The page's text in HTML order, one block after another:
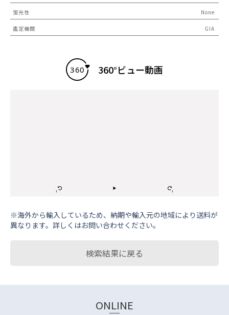
蛍光性 None
鑑定機関 GIA
360°ビュー動画
※海外から輸⼊しているため、納期や輸⼊元の地域により送料が
異なります。詳しくはお問い合わせください。
検索結果に戻る
ONLINE